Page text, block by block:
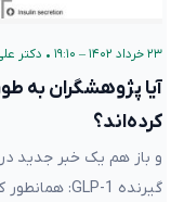
۲۳ خرداد ۱۴۰۲ – ۱۹:۱۰ • دکتر
آیا پژوهشگران به
کرده‌اند؟
و باز هم یک خبر جدید